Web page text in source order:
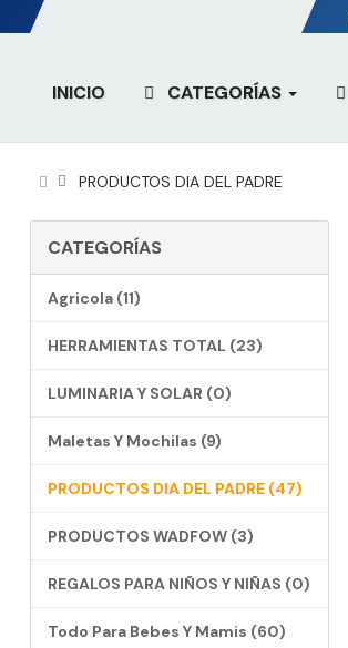
INICIO CATEGORÍAS
PRODUCTOS DIA DEL PADRE
CATEGORÍAS
Agricola (11)
HERRAMIENTAS TOTAL (23)
LUMINARIA Y SOLAR (0)
Maletas Y Mochilas (9)
PRODUCTOS DIA DEL PADRE (47)
PRODUCTOS WADFOW (3)
REGALOS PARA NIÑOS Y NIÑAS (0)
Todo Para Bebes Y Mamis (60)